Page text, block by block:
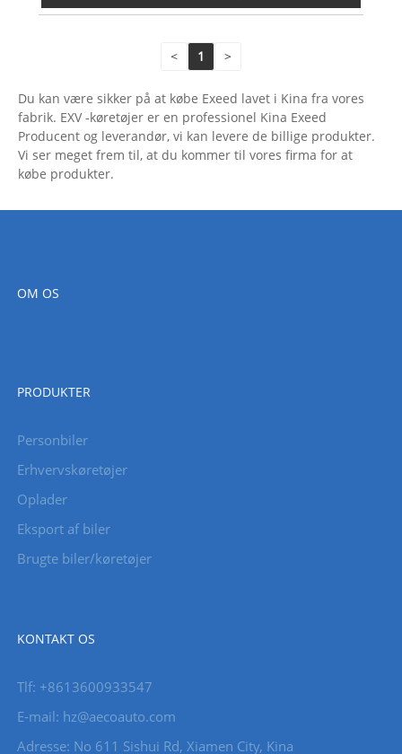
< 1 >
Du kan være sikker på at købe Exeed lavet i Kina fra vores
fabrik. EXV -køretøjer er en professionel Kina Exeed
Producent og leverandør, vi kan levere de billige produkter.
Vi ser meget frem til, at du kommer til vores firma for at
købe produkter.
OM OS
PRODUKTER
Personbiler
Erhvervskøretøjer
Oplader
Eksport af biler
Brugte biler/køretøjer
KONTAKT OS
Tlf: +8613600933547
E-mail: hz@aecoauto.com
Adresse: No 611 Sishui Rd, Xiamen City, Kina